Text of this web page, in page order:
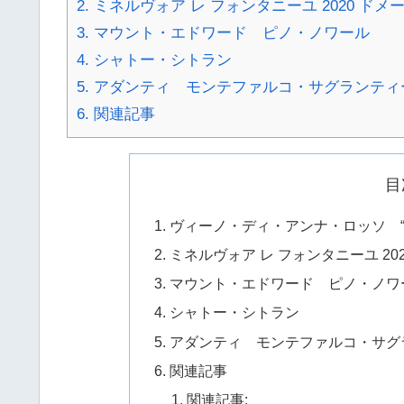
2. ミネルヴォア レ フォンタニーユ 2020 ドメ
3. マウント・エドワード ピノ・ノワール
4. シャトー・シトラン
5. アダンティ モンテファルコ・サグランティ
6. 関連記事
ヴィーノ・ディ・アンナ・ロッソ
ミネルヴォア レ フォンタニーユ
マウント・エドワード ピノ・ノワ
シャトー・シトラン
アダンティ モンテファルコ・サグ
関連記事
関連記事: